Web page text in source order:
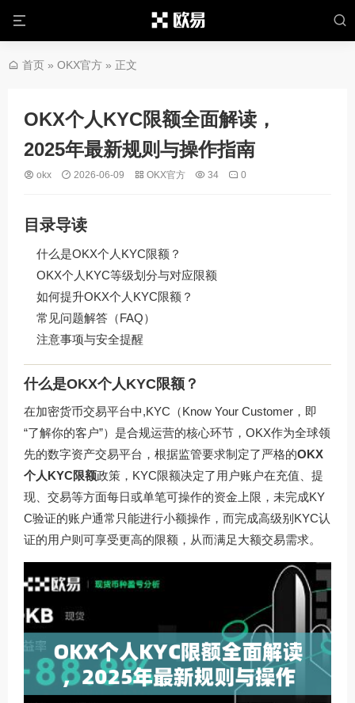
首页 » OKX官方 » 正文
OKX个人KYC限额全面解读，
2025年最新规则与操作指南
okx 2026-06-09 OKX官方 34 0
目录导读
什么是OKX个人KYC限额？
OKX个人KYC等级划分与对应限额
如何提升OKX个人KYC限额？
常见问题解答（FAQ）
注意事项与安全提醒
什么是OKX个人KYC限额？
在加密货币交易平台中,KYC（Know Your Customer，即
“了解你的客户”）是合规运营的核心环节，OKX作为全球领
先的数字资产交易平台，根据监管要求制定了严格的OKX
个人KYC限额政策，KYC限额决定了用户账户在充值、提
现、交易等方面每日或单笔可操作的资金上限，未完成KY
C验证的账户通常只能进行小额操作，而完成高级别KYC认
证的用户则可享受更高的限额，从而满足大额交易需求。